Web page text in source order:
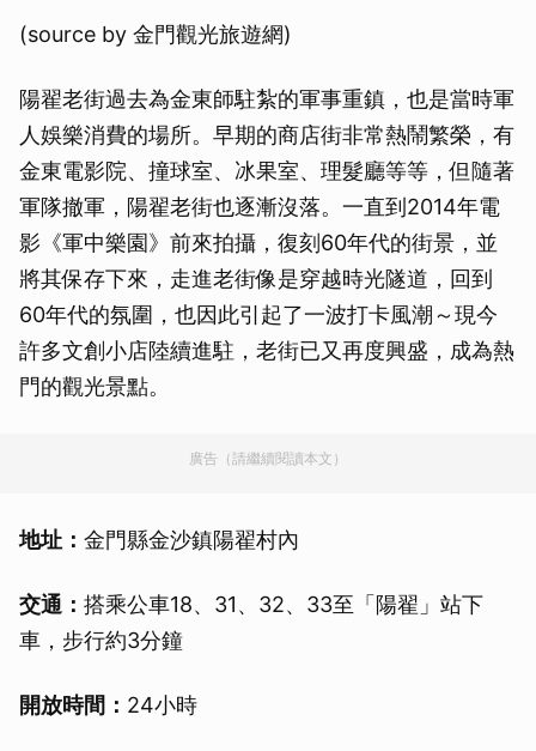
(source by 金門觀光旅遊網)
陽翟老街過去為金東師駐紮的軍事重鎮，也是當時軍
人娛樂消費的場所。早期的商店街非常熱鬧繁榮，有
金東電影院、撞球室、冰果室、理髮廳等等，但隨著
軍隊撤軍，陽翟老街也逐漸沒落。一直到2014年電
影《軍中樂園》前來拍攝，復刻60年代的街景，並
將其保存下來，走進老街像是穿越時光隧道，回到
60年代的氛圍，也因此引起了一波打卡風潮～現今
許多文創小店陸續進駐，老街已又再度興盛，成為熱
門的觀光景點。
廣告（請繼續閱讀本文）
地址： 金門縣金沙鎮陽翟村內
交通： 搭乘公車18、31、32、33至「陽翟」站下
車，步行約3分鐘
開放時間： 24小時